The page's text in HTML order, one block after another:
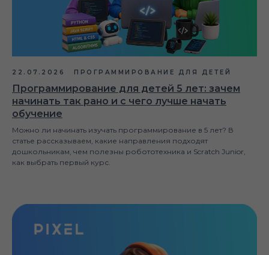
22.07.2026 ПРОГРАММИРОВАНИЕ ДЛЯ ДЕТЕЙ
Программирование для детей 5 лет: зачем
начинать так рано и с чего лучше начать
обучение
Можно ли начинать изучать программирование в 5 лет? В
статье рассказываем, какие направления подходят
дошкольникам, чем полезны робототехника и Scratch Junior,
как выбрать первый курс.